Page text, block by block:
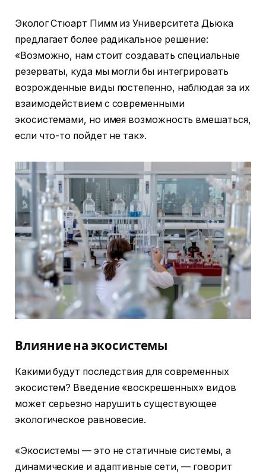
Эколог Стюарт Пимм из Университета Дьюка
предлагает более радикальное решение:
«Возможно, нам стоит создавать специальные
резерваты, куда мы могли бы интегрировать
возрожденные виды постепенно, наблюдая за их
взаимодействием с современными
экосистемами, но имея возможность вмешаться,
если что-то пойдет не так».
Влияние на экосистемы
Какими будут последствия для современных
экосистем? Введение «воскрешенных» видов
может серьезно нарушить существующее
экологическое равновесие.
«Экосистемы — это не статичные системы, а
динамические и адаптивные сети, — говорит